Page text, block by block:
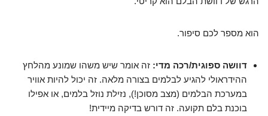
הוא מספר לכם סיפור.
דוושה ספוגית/רכה מדי: זה אומר שיש משהו שמונע מהלחץ
ההידראולי להגיע לבלמים בצורה מלאה. זה יכול להיות אוויר
במערכת הבלמים (מצב מסוכן!), נזילת נוזל בלמים, או אפילו
בוכנת בלם תקועה. זה דורש בדיקה מיידית!